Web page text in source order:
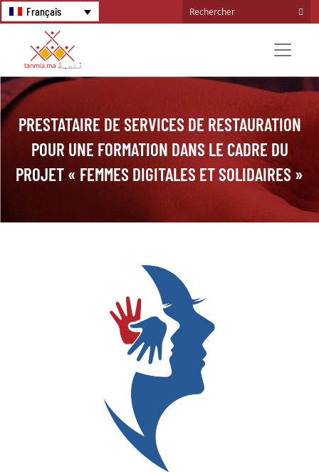
Français
PRESTATAIRE DE SERVICES DE RESTAURATION
POUR UNE FORMATION DANS LE CADRE DU
PROJET « FEMMES DIGITALES ET SOLIDAIRES »